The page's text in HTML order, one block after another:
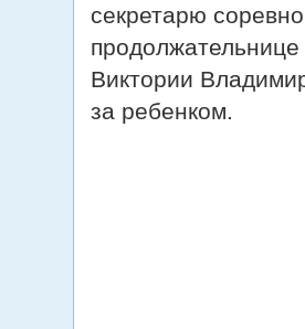
секретарю
Виктории
за ребенком.